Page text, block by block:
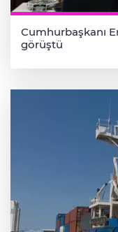
Cumhurbaşkanı
görüştü